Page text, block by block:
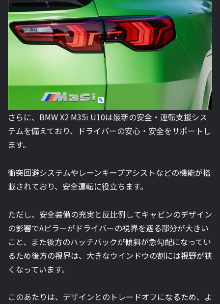
さらに、BMW X2 M35i U10は最新の安全・運転支援シス
テムを備えており、ドライバーの安心・安全をサポートし
ます。
衝突回避システムやレーンキープアシストなどの機能が搭
載されており、安全運転に役立ちます。
ただし、安全装備の充実と反比例してキャビンのデザイン
の影響でAピラーがドライバーの視界を遮る部分が大きい
こと、また後方のハッチバックが傾斜が急勾配になってい
るため後方の視界は、大きなウインドウの割には視野が狭
くなっています。
このあたりは、デザインとのトレードオフになるため、よ